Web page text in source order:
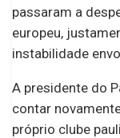
passaram a
europeu,
instabilidade
A presidente do
contar
próprio clube